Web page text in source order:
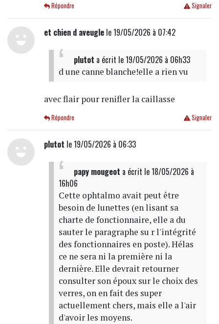
Signaler
Répondre
et chien d aveuglele 19/05/2026 à 07:42
plutot a écrit le 19/05/2026 à 06h33
d une canne blanche!elle a rien vu
avec flair pour renifler la caillasse
Signaler
Répondre
plutot le 19/05/2026 à 06:33
papy mougeot a écrit le 18/05/2026 à
16h06
Cette ophtalmo avait peut être
besoin de lunettes (en lisant sa
charte de fonctionnaire, elle a du
sauter le paragraphe su r l'intégrité
des fonctionnaires en poste). Hélas
ce ne sera ni la première ni la
dernière. Elle devrait retourner
consulter son époux sur le choix des
verres, on en fait des super
actuellement chers, mais elle a l'air
d'avoir les moyens.